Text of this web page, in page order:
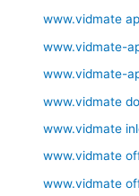
www.vidmate
www.vidmate-
www.vidmate-
www.vidmate
www.vidmate
www.vidmate
www.vidmate